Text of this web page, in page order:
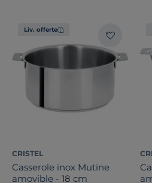
Liv. offerte
CRISTEL
Casserole inox Mutine
amovible - 18 cm